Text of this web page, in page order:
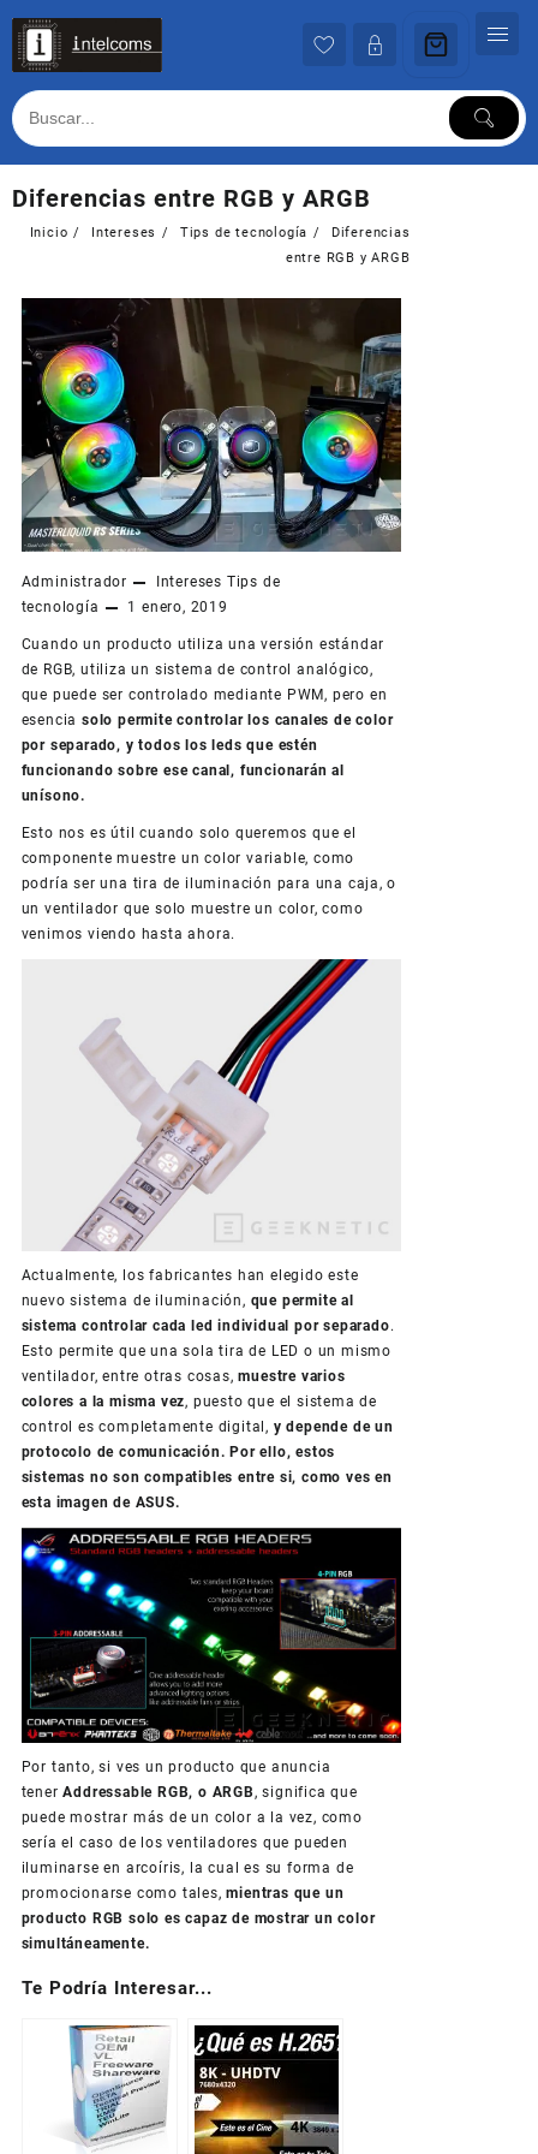
contenido
Diferencias entre RGB y ARGB
Inicio Intereses Tips de tecnología
Diferencias
entre RGB y ARGB
Administrador Intereses Tips de
tecnología
1 enero, 2019
Cuando un producto utiliza una versión estándar
de RGB, utiliza un sistema de control analógico,
que puede ser controlado mediante PWM, pero en
esencia solo permite controlar los canales de color
por separado, y todos los leds que estén
funcionando sobre ese canal, funcionarán al
unísono.
Esto nos es útil cuando solo queremos que el
componente muestre un color variable, como
podría ser una tira de iluminación para una caja, o
un ventilador que solo muestre un color, como
venimos viendo hasta ahora.
Actualmente, los fabricantes han elegido este
nuevo sistema de iluminación, que permite al
sistema controlar cada led individual por separado.
Esto permite que una sola tira de LED o un mismo
ventilador, entre otras cosas,muestre varios
colores a la misma vez, puesto que el sistema de
control es completamente digital, y depende de un
protocolo de comunicación. Por ello, estos
sistemas no son compatibles entre si, como ves en
esta imagen de ASUS.
Por tanto, si ves un producto que anuncia
tenerAddressable RGB, o ARGB, significa que
puede mostrar más de un color a la vez, como
sería el caso de los ventiladores que pueden
iluminarse en arcoíris, la cual es su forma de
promocionarse como tales,mientras que un
producto RGB solo es capaz de mostrar un color
simultáneamente.
Te Podría Interesar...